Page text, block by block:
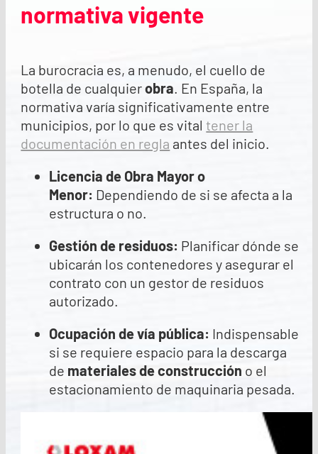
normativa vigente
La burocracia es, a menudo, el cuello de
botella de cualquierobra. En España, la
normativa varía significativamente entre
municipios, por lo que es vitaltener la
documentación en regla antes del inicio.
Licencia de Obra Mayor o
Menor: Dependiendo de si se afecta a la
estructura o no.
Gestión de residuos: Planificar dónde se
ubicarán los contenedores y asegurar el
contrato con un gestor de residuos
autorizado.
Ocupación de vía pública: Indispensable
si se requiere espacio para la descarga
de materiales de construcción o el
estacionamiento de maquinaria pesada.